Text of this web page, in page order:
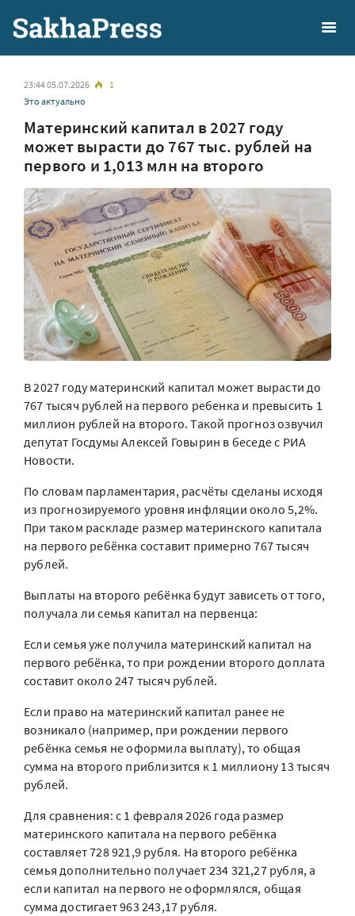
23:44 05.07.2026
1
Это актуально
Материнский капитал в 2027 году
может вырасти до 767 тыс. рублей на
первого и 1,013 млн на второго
В 2027 году материнский капитал может вырасти до
767 тысяч рублей на первого ребенка и превысить 1
миллион рублей на второго. Такой прогноз озвучил
депутат Госдумы Алексей Говырин в беседе с РИА
Новости.
По словам парламентария, расчёты сделаны исходя
из прогнозируемого уровня инфляции около 5,2%.
При таком раскладе размер материнского капитала
на первого ребёнка составит примерно 767 тысяч
рублей.
Выплаты на второго ребёнка будут зависеть от того,
получала ли семья капитал на первенца:
Если семья уже получила материнский капитал на
первого ребёнка, то при рождении второго доплата
составит около 247 тысяч рублей.
Если право на материнский капитал ранее не
возникало (например, при рождении первого
ребёнка семья не оформила выплату), то общая
сумма на второго приблизится к 1 миллиону 13 тысяч
рублей.
Для сравнения: с 1 февраля 2026 года размер
материнского капитала на первого ребёнка
составляет 728 921,9 рубля. На второго ребёнка
семья дополнительно получает 234 321,27 рубля, а
если капитал на первого не оформлялся, общая
сумма достигает 963 243,17 рубля.